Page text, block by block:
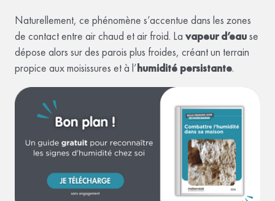
Naturellement, ce phénomène s’accentue dans les zones
de contact entre air chaud et air froid. La vapeur d’eause
dépose alors sur des parois plus froides, créant un terrain
propice aux moisissures et à l’humidité persistante.